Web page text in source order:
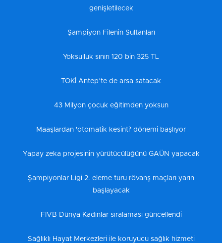
genişletilecek
Şampiyon Filenin Sultanları
Yoksulluk sınırı 120 bin 325 TL
TOKİ Antep’te de arsa satacak
43 Milyon çocuk eğitimden yoksun
Maaşlardan 'otomatik kesinti' dönemi başlıyor
Yapay zeka projesinin yürütücülüğünü GAÜN yapacak
Şampiyonlar Ligi 2. eleme turu rövanş maçları yarın
başlayacak
FIVB Dünya Kadınlar sıralaması güncellendi
Sağlıklı Hayat Merkezleri ile koruyucu sağlık hizmeti